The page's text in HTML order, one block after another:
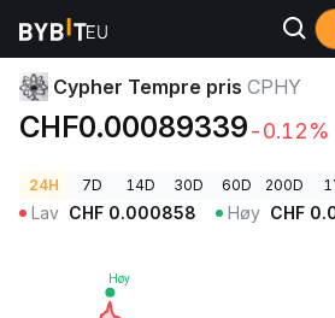
Kryptopriser Cypher Tempre pris CPHY
Cypher Tempre pris CPHY
CHF0.00089339-0.12%
24H 7D 14D 30D 60D 200D
Lav CHF 0.000858 Høy CHF